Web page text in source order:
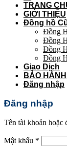
TRANG
GIỚI THIỆU
Đồng hồ
Đồng
Đồng
Đồng
Đồng
Giao Dịch
BẢO HÀNH
Đăng nhập
Đăng nhập
Tên tài khoản hoặc
Mật khẩu *